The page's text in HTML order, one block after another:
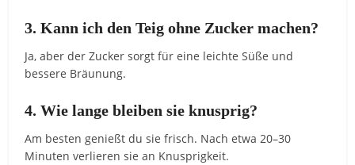
3. Kann ich den Teig ohne Zucker machen?
Ja, aber der Zucker sorgt für eine leichte Süße und
bessere Bräunung.
4. Wie lange bleiben sie knusprig?
Am besten genießt du sie frisch. Nach etwa 20–30
Minuten verlieren sie an Knusprigkeit.